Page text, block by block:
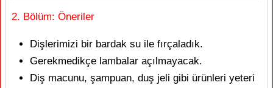
2. Bölüm: Öneriler
Dişlerimizi bir bardak su ile fırçaladık.
Gerekmedikçe lambalar açılmayacak.
Diş macunu, şampuan, duş jeli gibi ürünleri yeteri